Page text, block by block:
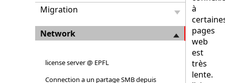
Migration
Network
license server @ EPFL
Connection a un partage SMB depuis
à
pages
web
est
très
lente.